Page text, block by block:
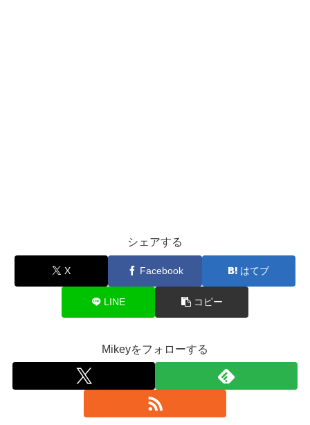
シェアする
X Facebook はてブ
LINE コピー
Mikeyをフォローする